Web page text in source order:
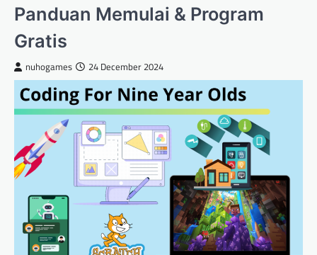
Panduan Memulai & Program
Gratis
nuhogames 24 December 2024